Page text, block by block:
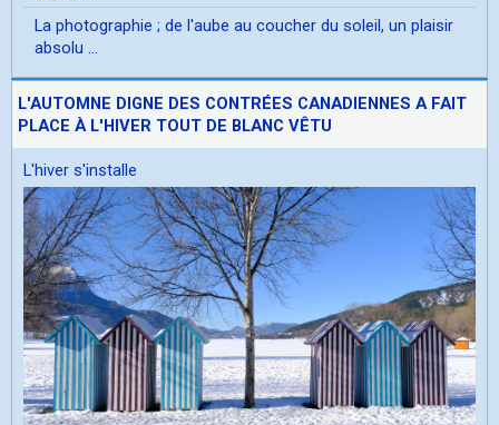
La photographie ; de l'aube au coucher du soleil, un plaisir
absolu ...
L'AUTOMNE DIGNE DES CONTRÉES CANADIENNES A FAIT
PLACE À L'HIVER TOUT DE BLANC VÊTU
L'hiver s'installe